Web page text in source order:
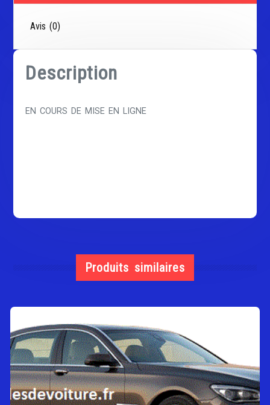
Avis (0)
Description
EN COURS DE MISE EN LIGNE
Produits similaires